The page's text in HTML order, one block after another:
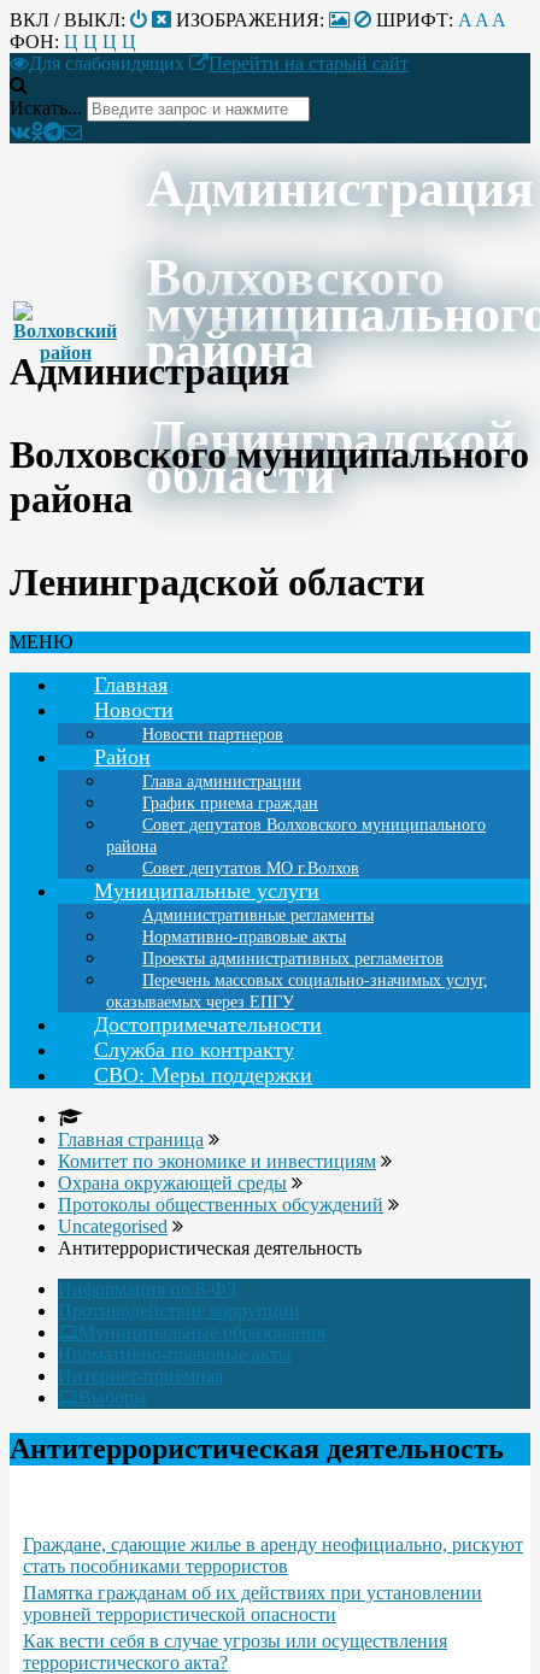
ВКЛ / ВЫКЛ: ИЗОБРАЖЕНИЯ: ШРИФТ: A A A
ФОН: Ц Ц Ц Ц
Для слабовидящих
Перейти на старый сайт
Искать...
Администрация
Волховского
района
Ленинградской
области
Администрация
Волховского муниципального
района
Ленинградской области
МЕНЮ
Главная
Новости
Новости партнеров
Район
Глава администрации
График приема граждан
Совет депутатов Волховского муниципального
района
Совет депутатов МО г.Волхов
Муниципальные услуги
Административные регламенты
Нормативно-правовые акты
Проекты административных регламентов
Перечень массовых социально-значимых услуг,
оказываемых через ЕПГУ
Достопримечательности
Служба по контракту
СВО: Меры поддержки
Главная страница
Комитет по экономике и инвестициям
Охрана окружающей среды
Протоколы общественных обсуждений
Uncategorised
Антитеррористическая деятельность
Информация по 8-ФЗ
Противодействие коррупции
Муниципальные образования
Нормативно-правовые акты
Интернет-приёмная
Выборы
Антитеррористическая деятельность
Граждане, сдающие жилье в аренду неофициально, рискуют
стать пособниками террористов
Памятка гражданам об их действиях при установлении
уровней террористической опасности
Как вести себя в случае угрозы или осуществления
террористического акта?